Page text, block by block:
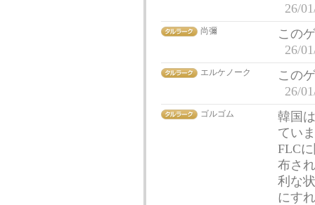
26/
尚彌
この
26/
エルケノーク
この
26/
ゴルゴム
韓国
てい
FLC
布さ
利な
にす